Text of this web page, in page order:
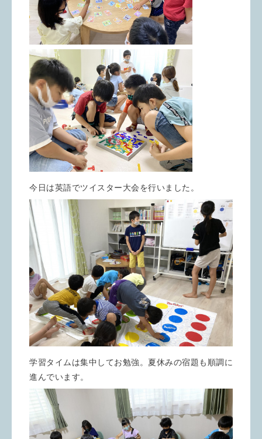
今日は英語でツイスター大会を行いました。
学習タイムは集中してお勉強。夏休みの宿題も順調に
進んでいます。